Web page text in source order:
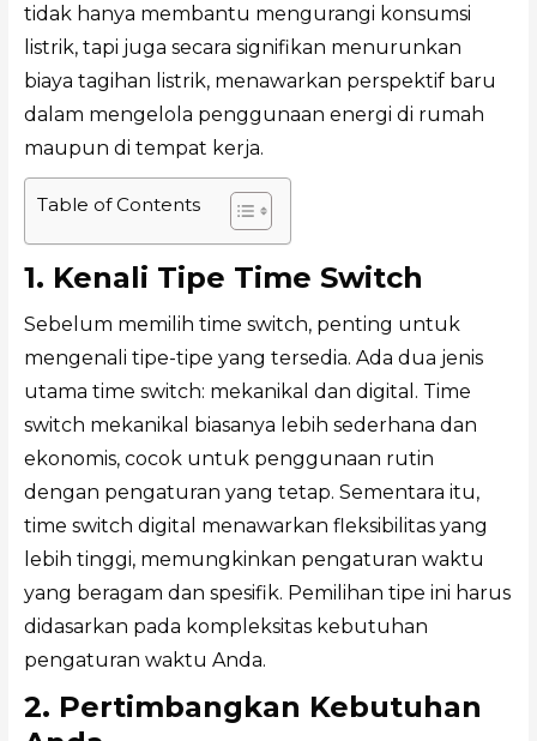
tidak hanya membantu mengurangi konsumsi
listrik, tapi juga secara signifikan menurunkan
biaya tagihan listrik, menawarkan perspektif baru
dalam mengelola penggunaan energi di rumah
maupun di tempat kerja.
Table of Contents
1. Kenali Tipe Time Switch
Sebelum memilih time switch, penting untuk
mengenali tipe-tipe yang tersedia. Ada dua jenis
utama time switch: mekanikal dan digital. Time
switch mekanikal biasanya lebih sederhana dan
ekonomis, cocok untuk penggunaan rutin
dengan pengaturan yang tetap. Sementara itu,
time switch digital menawarkan fleksibilitas yang
lebih tinggi, memungkinkan pengaturan waktu
yang beragam dan spesifik. Pemilihan tipe ini harus
didasarkan pada kompleksitas kebutuhan
pengaturan waktu Anda.
2. Pertimbangkan Kebutuhan